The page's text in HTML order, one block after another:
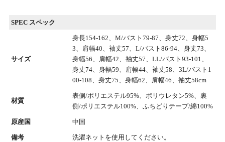
SPEC スペック
サイズ
身長154-162、M/バスト79-87、身丈72、身幅5
3、肩幅40、袖丈57、L/バスト86-94、身丈73、
身幅56、肩幅42、袖丈57、LL/バスト93-101、
身丈74、身幅59、肩幅44、袖丈58、3L/バスト1
00-108、身丈75、身幅62、肩幅46、袖丈58cm
材質
表側/ポリエステル95%、ポリウレタン5%、裏
側/ポリエステル100%、ふちどりテープ/綿100%
原産国 中国
備考 洗濯ネットを使用してください。